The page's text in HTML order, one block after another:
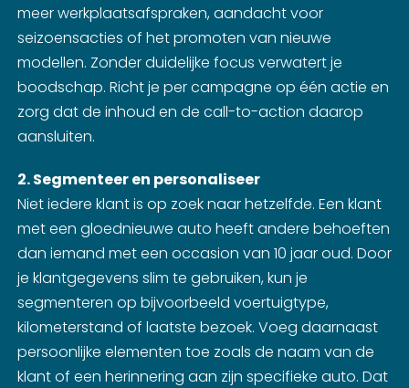
meer werkplaatsafspraken, aandacht voor
seizoensacties of het promoten van nieuwe
modellen. Zonder duidelijke focus verwatert je
boodschap. Richt je per campagne op één actie en
zorg dat de inhoud en de call-to-action daarop
aansluiten.
2. Segmenteer en personaliseer
Niet iedere klant is op zoek naar hetzelfde. Een klant
met een gloednieuwe auto heeft andere behoeften
dan iemand met een occasion van 10 jaar oud. Door
je klantgegevens slim te gebruiken, kun je
segmenteren op bijvoorbeeld voertuigtype,
kilometerstand of laatste bezoek. Voeg daarnaast
persoonlijke elementen toe zoals de naam van de
klant of een herinnering aan zijn specifieke auto. Dat